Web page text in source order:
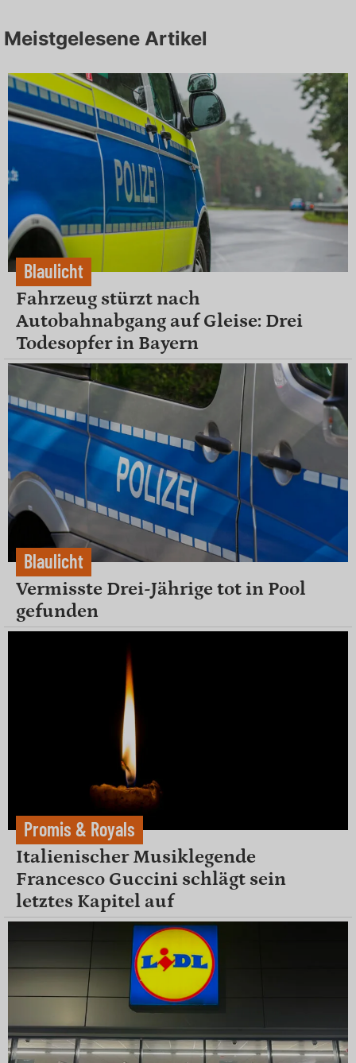
Meistgelesene Artikel
Blaulicht
Fahrzeug stürzt nach
Autobahnabgang auf Gleise: Drei
Todesopfer in Bayern
Blaulicht
Vermisste Drei-Jährige tot in Pool
gefunden
Promis & Royals
Italienischer Musiklegende
Francesco Guccini schlägt sein
letztes Kapitel auf